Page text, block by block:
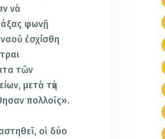
νὰ
φωνῇ
ἐσχίσθη
τῶν
μετὰ τὴν
πολλοῖς».
οἱ δύο